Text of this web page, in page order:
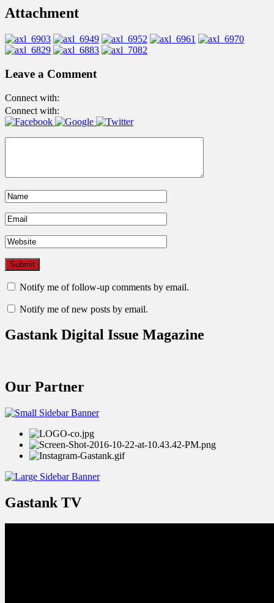
Attachment
Leave a Comment
Connect with:
Connect with:
Notify me of follow-up comments by email.
Notify me of new posts by email.
Gastank Digital Issue Magazine
Our Partner
Gastank TV